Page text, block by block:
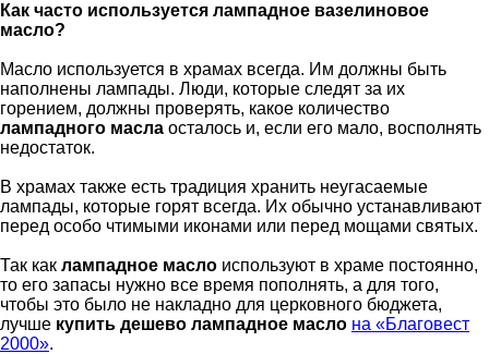
Как часто используется лампадное вазелиновое
масло?
Масло используется в храмах всегда. Им должны быть
наполнены лампады. Люди, которые следят за их
горением, должны проверять, какое количество
лампадного масла осталось и, если его мало, восполнять
недостаток.
В храмах также есть традиция хранить неугасаемые
лампады, которые горят всегда. Их обычно устанавливают
перед особо чтимыми иконами или перед мощами святых.
Так как лампадное масло используют в храме постоянно,
то его запасы нужно все время пополнять, а для того,
чтобы это было не накладно для церковного бюджета,
лучше купить дешево лампадное масло на «Благовест
2000».